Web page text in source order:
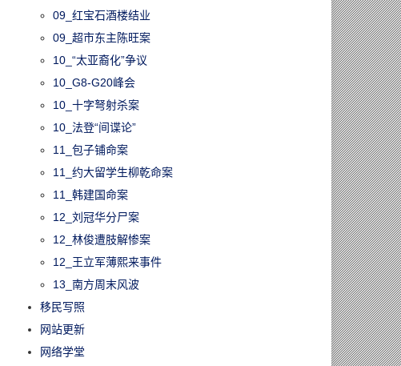
09_红宝石酒楼结业
09_超市东主陈旺案
10_“太亚裔化”争议
10_G8-G20峰会
10_十字弩射杀案
10_法登“间谍论”
11_包子铺命案
11_约大留学生柳乾命案
11_韩建国命案
12_刘冠华分尸案
12_林俊遭肢解惨案
12_王立军薄熙来事件
13_南方周末风波
移民写照
网站更新
网络学堂